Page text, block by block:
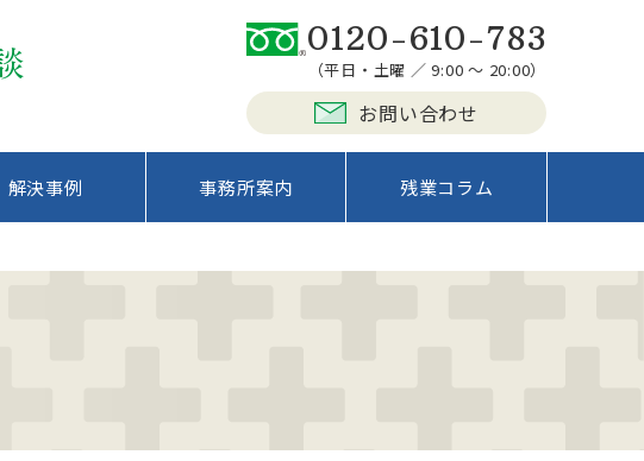
0120-610-783
（平日・土曜 ／ 9:00 ～ 20:00）
お問い合わせ
解決事例 事務所案内 残業コラム